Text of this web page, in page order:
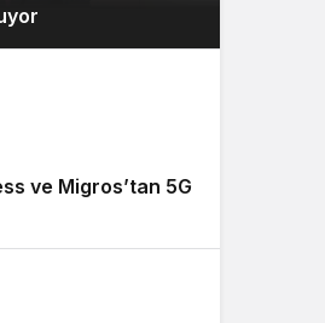
ve Migros’tan 5G